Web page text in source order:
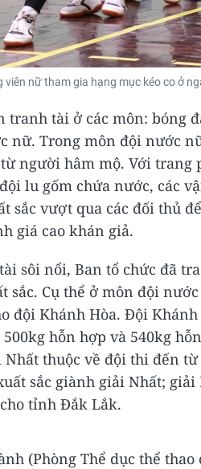
viên nữ tham gia hạng mục kéo co ở
tranh tài ở các môn: bóng
nữ. Trong môn đội nước
người hâm mộ. Với trang
lu gốm chứa nước, các
sắc vượt qua các đối thủ
giá cao khán giả.
sôi nổi, Ban tổ chức đã
sắc. Cụ thể ở môn đội
đội Khánh Hòa. Đội
hỗn hợp và 540kg
thuộc về đội thi đến
sắc giành giải Nhất;
tỉnh Đắk Lắk.
(Phòng Thể dục thể